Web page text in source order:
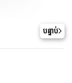
បន្ទាប់